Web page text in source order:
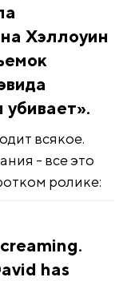
Хэллоуин
всякое.
- все это
ролике:
has